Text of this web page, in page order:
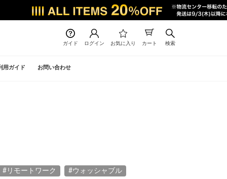
ガイド ログイン お気に入り カート 検索
用ガイド お問い合わせ
#リモートワーク #ウォッシャブル